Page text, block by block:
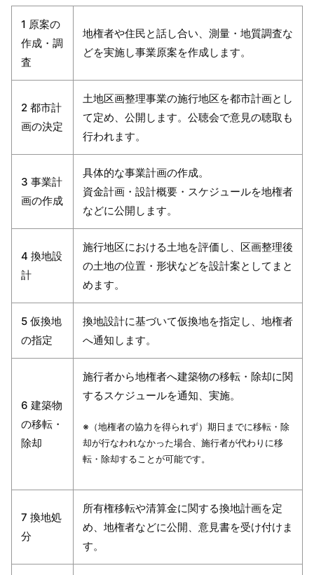
1 原案の
作成・調
査
地権者や住民と話し合い、測量・地質調査な
どを実施し事業原案を作成します。
2 都市計
画の決定
土地区画整理事業の施行地区を都市計画とし
て定め、公開します。公聴会で意見の聴取も
行われます。
3 事業計
画の作成
具体的な事業計画の作成。
資金計画・設計概要・スケジュールを地権者
などに公開します。
4 換地設
計
施行地区における土地を評価し、区画整理後
の土地の位置・形状などを設計案としてまと
めます。
5 仮換地
の指定
換地設計に基づいて仮換地を指定し、地権者
へ通知します。
6 建築物
の移転・
除却
施行者から地権者へ建築物の移転・除却に関
するスケジュールを通知、実施。
※（地権者の協力を得られず）期日までに移転・除
却が行なわれなかった場合、施行者が代わりに移
転・除却することが可能です。
7 換地処
分
所有権移転や清算金に関する換地計画を定
め、地権者などに公開、意見書を受け付けま
す。